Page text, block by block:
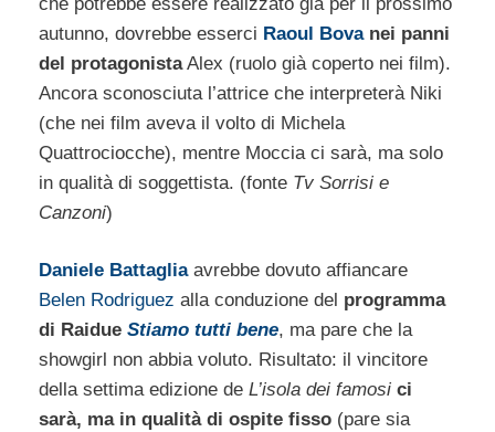
autunno, dovrebbe esserci Raoul Bovanei panni
del protagonistaAlex (ruolo già coperto nei film).
Ancora sconosciuta l’attrice che interpreterà Niki
(che nei film aveva il volto di Michela
Quattrociocche), mentre Moccia ci sarà, ma solo
in qualità di soggettista. (fonte Tv Sorrisi e
Canzoni)
Daniele Battagliaavrebbe dovuto affiancare
Belen Rodriguez alla conduzione del programma
di Raidue Stiamo tutti bene, ma pare che la
showgirl non abbia voluto. Risultato: il vincitore
della settima edizione de L’isola dei famosi ci
sarà, ma in qualità di ospite fisso (pare sia